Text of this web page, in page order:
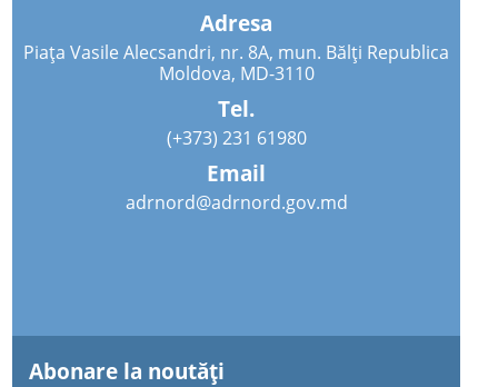
Adresa
Piața Vasile Alecsandri, nr. 8A, mun. Bălți Republica
Moldova, MD-3110
Tel.
(+373) 231 61980
Email
adrnord@adrnord.gov.md
Abonare la noutăţi